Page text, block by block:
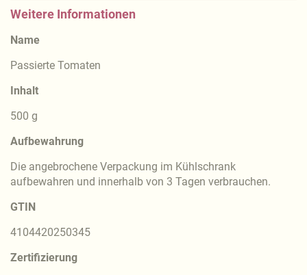
Weitere Informationen
Name
Passierte Tomaten
Inhalt
500 g
Aufbewahrung
Die angebrochene Verpackung im Kühlschrank
aufbewahren und innerhalb von 3 Tagen verbrauchen.
GTIN
4104420250345
Zertifizierung